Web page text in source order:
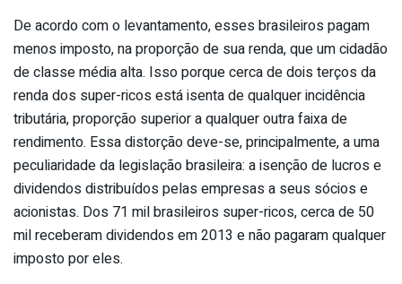
De acordo com o levantamento, esses brasileiros pagam
menos imposto, na proporção de sua renda, que um cidadão
de classe média alta. Isso porque cerca de dois terços da
renda dos super-ricos está isenta de qualquer incidência
tributária, proporção superior a qualquer outra faixa de
rendimento. Essa distorção deve-se, principalmente, a uma
peculiaridade da legislação brasileira: a isenção de lucros e
dividendos distribuídos pelas empresas a seus sócios e
acionistas. Dos 71 mil brasileiros super-ricos, cerca de 50
mil receberam dividendos em 2013 e não pagaram qualquer
imposto por eles.